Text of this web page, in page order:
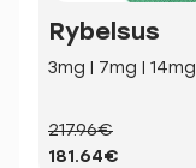
Rybelsus
3mg | 7mg | 14mg
217.96€
181.64€